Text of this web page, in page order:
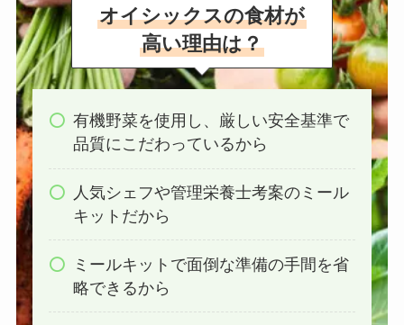
オイシックスの食材が
高い理由は？
有機野菜を使用し、厳しい安全基準で
品質にこだわっているから
人気シェフや管理栄養士考案のミール
キットだから
ミールキットで面倒な準備の手間を省
略できるから